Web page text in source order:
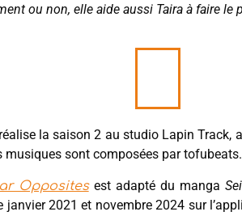
ou non, elle aide aussi Taira à faire le
la saison 2 au studio Lapin
musiques sont composées par tofubeats.
Oppositesest adapté du manga
janvier 2021 et novembre 2024 sur